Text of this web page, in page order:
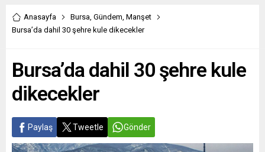
Anasayfa Bursa, Gündem, Manşet
Bursa’da dahil 30 şehre kule dikecekler
Bursa’da dahil 30 şehre kule
dikecekler
Paylaş Tweetle Gönder